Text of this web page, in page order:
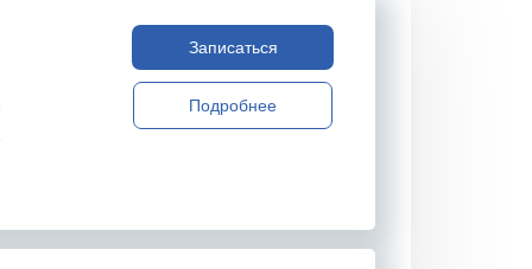
Записаться
Подробнее